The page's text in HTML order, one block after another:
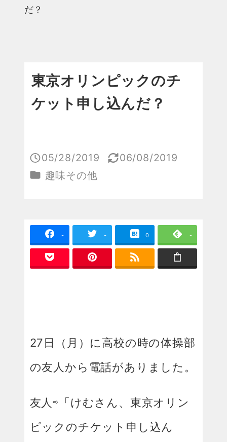
だ？
東京オリンピックのチ
ケット申し込んだ？
投稿日
05/28/2019
更新日
06/08/2019
カテゴリー
趣味その他
- - 0 -
27日（月）に高校の時の体操部
の友人から電話がありました。
友人⇨「けむさん、東京オリン
ピックのチケット申し込ん